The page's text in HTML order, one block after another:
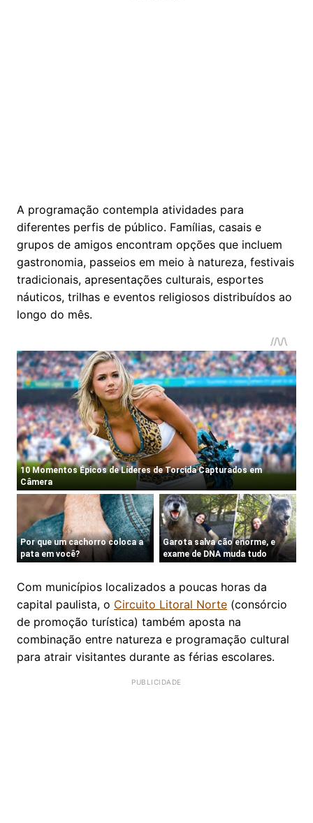
A programação contempla atividades para
diferentes perfis de público. Famílias, casais e
grupos de amigos encontram opções que incluem
gastronomia, passeios em meio à natureza, festivais
tradicionais, apresentações culturais, esportes
náuticos, trilhas e eventos religiosos distribuídos ao
longo do mês.
Com municípios localizados a poucas horas da
capital paulista, o Circuito Litoral Norte (consórcio
de promoção turística) também aposta na
combinação entre natureza e programação cultural
para atrair visitantes durante as férias escolares.